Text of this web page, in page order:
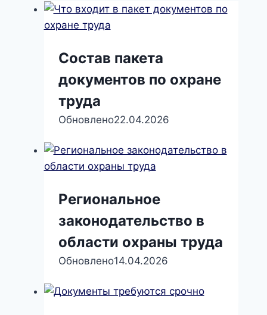
Состав пакета
документов по охране
труда
Обновлено22.04.2026
Региональное
законодательство в
области охраны труда
Обновлено14.04.2026